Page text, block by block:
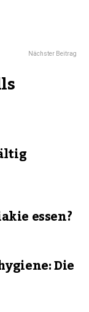
Nächster Beitrag
essen?
Die